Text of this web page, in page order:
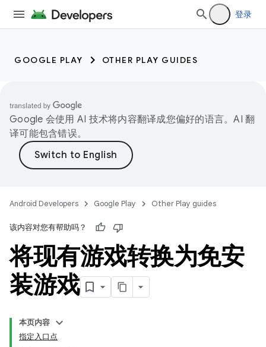
登录
GOOGLE PLAY OTHER PLAY GUIDES
Google 会使用 AI 技术将内容翻译成您偏好的语言。AI 翻
译可能包含错误。
Android Developers Google Play Other Play guides
该内容对您有帮助吗？
将现有游戏转换为免安
装游戏
本页内容
指定入口点